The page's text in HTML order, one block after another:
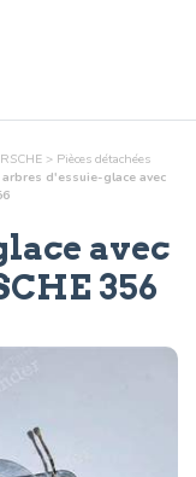
> Pièces détachées
arbres d'essuie-glace avec
avec
356